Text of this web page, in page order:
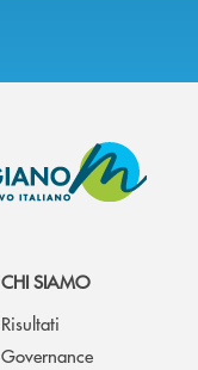
CHI SIAMO
Risultati
Governance